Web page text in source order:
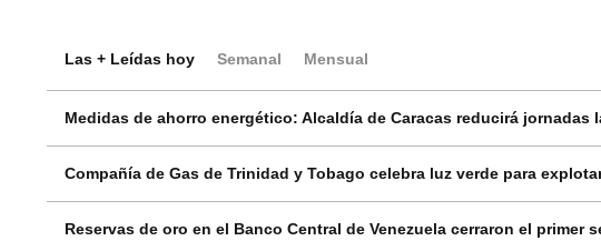
Las + Leídas hoy Semanal Mensual
Medidas de ahorro energético: Alcaldía de Caracas reducirá
Compañía de Gas de Trinidad y Tobago celebra luz verde para
Reservas de oro en el Banco Central de Venezuela cerraron el primer